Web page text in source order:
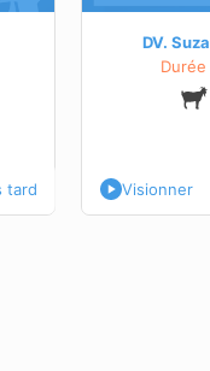
tard
DV.
charge
Visionner